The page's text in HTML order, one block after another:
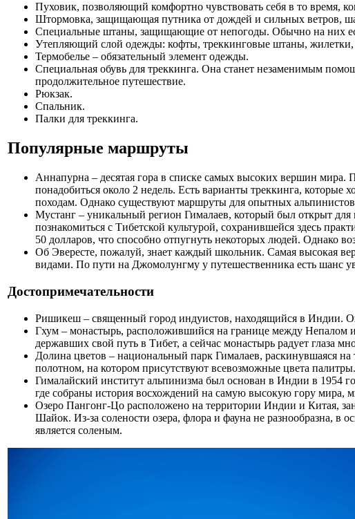
Пуховик, позволяющий комфортно чувствовать себя в то время,
Штормовка, защищающая путника от дождей и сильных ветров,
Специальные штаны, защищающие от непогоды. Обычно на них
Утепляющий слой одежды: кофты, треккинговые штаны, жилетки,
Термобелье – обязательный элемент одежды.
Специальная обувь для треккинга. Она станет незаменимым
продолжительное путешествие.
Рюкзак.
Спальник.
Палки для треккинга.
Популярные маршруты
Аннапурна – десятая гора в списке самых высоких вершин мира.
понадобиться около 2 недель. Есть варианты треккинга,
походам. Однако существуют маршруты для опытных
Мустанг – уникальный регион Гималаев, который был открыт
познакомиться с Тибетской культурой, сохранившейся здесь
50 долларов, что способно отпугнуть некоторых людей. Однако
Об Эвересте, пожалуй, знает каждый школьник. Самая высокая
видами. По пути на Джомолунгму у путешественника есть шанс
Достопримечательности
Ришикеш – священный город индуистов, находящийся в Индии.
Гхум – монастырь, расположившийся на границе между
державших свой путь в Тибет, а сейчас монастырь радует глаза
Долина цветов – национальный парк Гималаев, раскинувшаяся
полотном, на котором присутствуют всевозможные цвета
Гималайский институт альпинизма был основан в Индии в 1954
где собраны история восхождений на самую высокую гору мира,
Озеро Пангонг-Цо расположено на территории Индии и Китая,
Шайок. Из-за солености озера, флора и фауна не разнообразна,
является соленым.